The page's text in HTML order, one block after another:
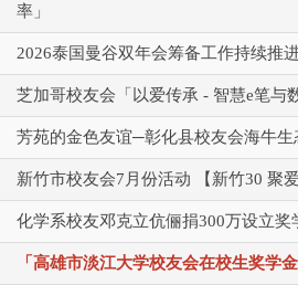
率」
2026泰国曼谷双年会筹备工作持续推
芝加哥校友会「以爱传承 - 智慧e笔与
芳苑的金色友谊─彰化县校友会海牛
新竹市校友会7月份活动 【新竹30 聚
化学系校友邓克立伉俪捐300万设立奖
「高雄市淡江大学校友会在校生奖学